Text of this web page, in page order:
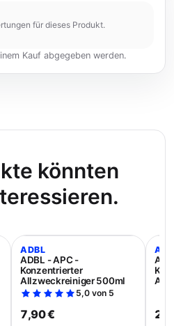
für dieses Produkt.
Kauf abgegeben werden.
könnten
ADBL
ADBL - APC -
Konzentrierter
Allzweckreiniger 500ml
5,0 von 5
7,90 €